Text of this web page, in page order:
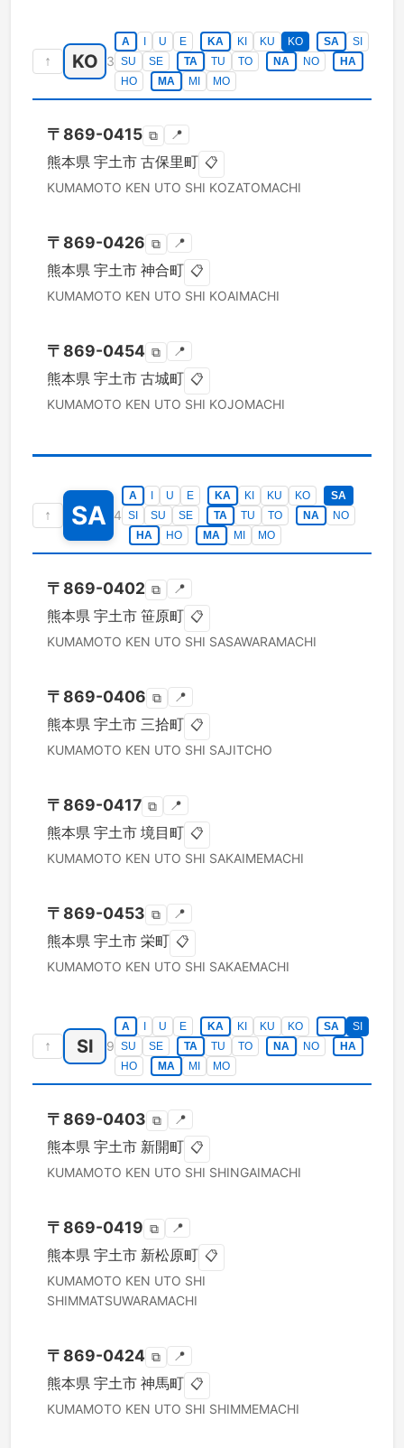
↑ KO 3
A U E KA KI KU KO SA
SI
SU
SE TA TU TO NA NO
HA
HO
MA MI MO
〒 869-0415 ⧉ 📍
熊本県 宇土市 古保里町 📋
KUMAMOTO KEN UTO SHI KOZATOMACHI
〒 869-0426 ⧉ 📍
熊本県 宇土市 神合町 📋
KUMAMOTO KEN UTO SHI KOAIMACHI
〒 869-0454 ⧉ 📍
熊本県 宇土市 古城町 📋
KUMAMOTO KEN UTO SHI KOJOMACHI
↑ SA 4
A U E KA KI KU KO
SA
SI
SU SE TA TU TO NA
NO
HA
HO MA MI MO
〒 869-0402 ⧉ 📍
熊本県 宇土市 笹原町 📋
KUMAMOTO KEN UTO SHI SASAWARAMACHI
〒 869-0406 ⧉ 📍
熊本県 宇土市 三拾町 📋
KUMAMOTO KEN UTO SHI SAJITCHO
〒 869-0417 ⧉ 📍
熊本県 宇土市 境目町 📋
KUMAMOTO KEN UTO SHI SAKAIMEMACHI
〒 869-0453 ⧉ 📍
熊本県 宇土市 栄町 📋
KUMAMOTO KEN UTO SHI SAKAEMACHI
↑ SI 9
A U E KA KI KU KO SA
SI
SU
SE TA TU TO NA NO
HA
HO
MA MI MO
〒 869-0403 ⧉ 📍
熊本県 宇土市 新開町 📋
KUMAMOTO KEN UTO SHI SHINGAIMACHI
〒 869-0419 ⧉ 📍
熊本県 宇土市 新松原町 📋
KUMAMOTO KEN UTO SHI
SHIMMATSUWARAMACHI
〒 869-0424 ⧉ 📍
熊本県 宇土市 神馬町 📋
KUMAMOTO KEN UTO SHI SHIMMEMACHI